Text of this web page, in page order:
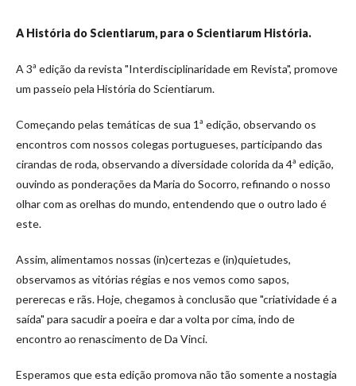
A História do Scientiarum, para o Scientiarum História.
A 3ª edição da revista "Interdisciplinaridade em Revista", promove
um passeio pela História do Scientiarum.
Começando pelas temáticas de sua 1ª edição, observando os
encontros com nossos colegas portugueses, participando das
cirandas de roda, observando a diversidade colorida da 4ª edição,
ouvindo as ponderações da Maria do Socorro, refinando o nosso
olhar com as orelhas do mundo, entendendo que o outro lado é
este.
Assim, alimentamos nossas (in)certezas e (in)quietudes,
observamos as vitórias régias e nos vemos como sapos,
pererecas e rãs. Hoje, chegamos à conclusão que "criatividade é a
saída" para sacudir a poeira e dar a volta por cima, indo de
encontro ao renascimento de Da Vinci.
Esperamos que esta edição promova não tão somente a nostagia